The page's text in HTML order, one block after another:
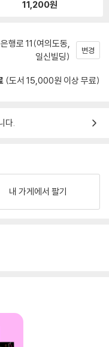
11,200원
행로 11(여의도동,
일신빌딩)
변경
(도서 15,000원 이상 무료)
다.
내 가게에서 팔기